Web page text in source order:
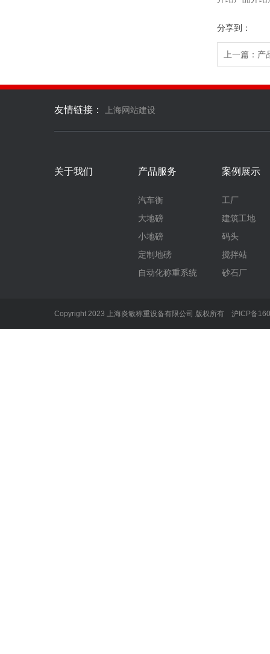
分享到：
上一篇： 产
友情链接： 上海网站建设
关于我们 产品服务
汽车衡
大地磅
小地磅
定制地磅
自动化称重系统
案例展示
工厂
建筑工地
码头
搅拌站
砂石厂
Copyright 2023 上海炎敏称重设备有限公司 版权所有 沪ICP备